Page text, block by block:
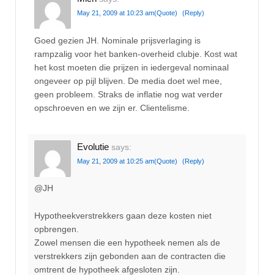
May 21, 2009 at 10:23 am(Quote) (Reply)
Goed gezien JH. Nominale prijsverlaging is
rampzalig voor het banken-overheid clubje. Kost wat
het kost moeten die prijzen in iedergeval nominaal
ongeveer op pijl blijven. De media doet wel mee,
geen probleem. Straks de inflatie nog wat verder
opschroeven en we zijn er. Clientelisme.
Evolutie says:
May 21, 2009 at 10:25 am(Quote) (Reply)
@JH
Hypotheekverstrekkers gaan deze kosten niet
opbrengen.
Zowel mensen die een hypotheek nemen als de
verstrekkers zijn gebonden aan de contracten die
omtrent de hypotheek afgesloten zijn.